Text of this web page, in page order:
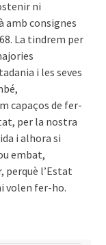
ni
amb consignes
La tindrem per
i les seves
capaços de fer-
per la nostra
i alhora si
embat,
perquè l’Estat
volen fer-ho.